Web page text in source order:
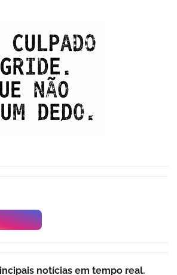
notícias em tempo real.